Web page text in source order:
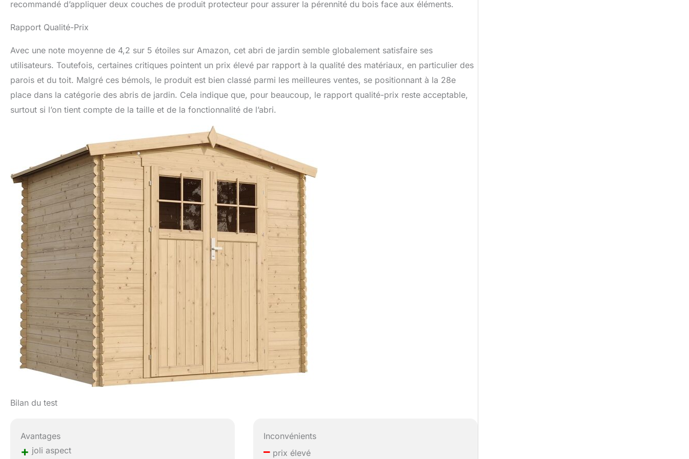
recommandé d’appliquer deux couches de produit protecteur pour assurer la pérennité du bois face aux éléments.
Rapport Qualité-Prix
Avec une note moyenne de 4,2 sur 5 étoiles sur Amazon, cet abri de jardin semble globalement satisfaire ses
utilisateurs. Toutefois, certaines critiques pointent un prix élevé par rapport à la qualité des matériaux, en particulier des
parois et du toit. Malgré ces bémols, le produit est bien classé parmi les meilleures ventes, se positionnant à la 28e
place dans la catégorie des abris de jardin. Cela indique que, pour beaucoup, le rapport qualité-prix reste acceptable,
surtout si l’on tient compte de la taille et de la fonctionnalité de l’abri.
Bilan du test
Avantages
+ joli aspect
Inconvénients
– prix élevé